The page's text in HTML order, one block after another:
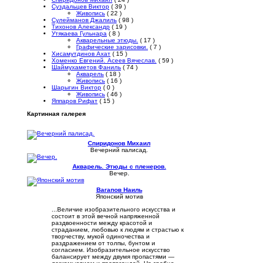
Суздальцев Виктор ( 39 )
Живопись ( 22 )
Сулейманов Джалиль ( 98 )
Тихонов Александр ( 19 )
Утякаева Гульнара ( 8 )
Акварельные этюды. ( 17 )
Графические зарисовки. ( 7 )
Хисамутдинов Ахат ( 15 )
Хоменко Евгений. Асеев Вячеслав. ( 59 )
Шаймухаметов Фаниль ( 74 )
Акварель ( 18 )
Живопись ( 16 )
Шарыгин Виктор ( 0 )
Живопись ( 46 )
Яппаров Рифат ( 15 )
Картинная галерея
Спиридонов Михаил
Вечерний палисад.
Акварель. Этюды с пленеров.
Вечер.
Вагапов Наиль
Японский мотив
...Величие изобразительного искусства и
состоит в этой вечной напряженной
раздвоенности между красотой и
страданием, любовью к людям и страстью к
творчеству, мукой одиночества и
раздражением от толпы, бунтом и
согласием. Изобразительное искусство
балансирует между двумя пропастями —